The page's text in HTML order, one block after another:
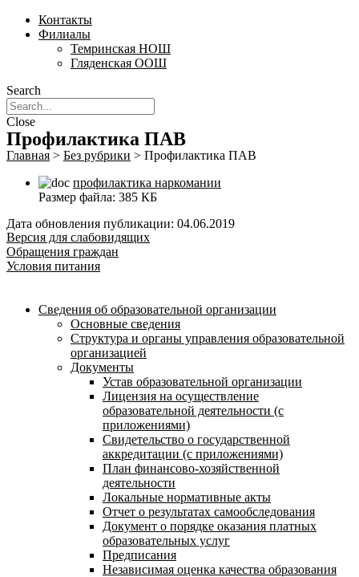
Контакты
Филиалы
Темринская НОШ
Гляденская ООШ
Search
Close
Профилактика ПАВ
Главная > Без рубрики > Профилактика ПАВ
профилактика наркомании
Размер файла: 385 КБ
Дата обновления публикации: 04.06.2019
Версия для слабовидящих
Обращения граждан
Условия питания
Сведения об образовательной организации
Основные сведения
Структура и органы управления образовательной
организацией
Документы
Устав образовательной организации
Лицензия на осуществление
образовательной деятельности (с
приложениями)
Свидетельство о государственной
аккредитации (с приложениями)
План финансово-хозяйственной
деятельности
Локальные нормативные акты
Отчет о результатах самообследования
Документ о порядке оказания платных
образовательных услуг
Предписания
Независимая оценка качества образования